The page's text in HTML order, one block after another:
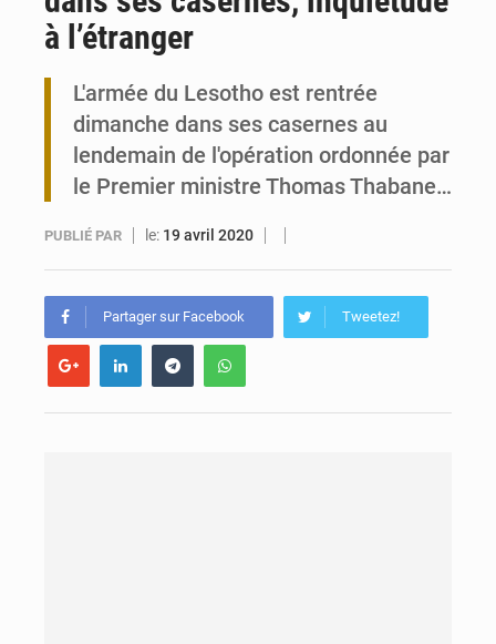
à l’étranger
L'armée du Lesotho est rentrée
dimanche dans ses casernes au
lendemain de l'opération ordonnée par
le Premier ministre Thomas Thabane…
PUBLIÉ PAR le: 19 avril 2020
Partager sur Facebook Tweetez!